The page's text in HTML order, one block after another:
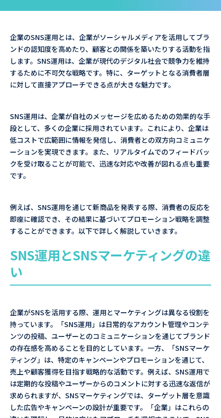
企業のSNS運用とは、企業がソーシャルメディアを活用してブラ
ンドの認知度を高めたり、顧客との関係を築いたりする活動を指
します。SNS運用は、企業が現代のデジタル社会で競争力を維持
するために不可欠な戦略です。特に、ターゲットとなる消費者層
に対して直接アプローチできる点が大きな魅力です。
SNS運用は、企業が自社のメッセージを広めるための効果的な手
段として、多くの企業に採用されています。これにより、企業は
低コストで広範囲に情報を発信し、消費者との双方向コミュニケ
ーションを実現できます。また、リアルタイムでのフィードバッ
クを受け取ることが可能で、迅速な対応や改善が図れる点も重要
です。
例えば、SNS運用を通じて新商品を発表する際、消費者の反応を
即座に確認でき、その結果に基づいてプロモーション戦略を調整
することができます。以下で詳しく解説していきます。
SNS運用とSNSマーケティングの違
い
企業がSNSを活用する際、運用とマーケティングは異なる役割を
持っています。「SNS運用」は日常的なアカウント管理やコンテ
ンツの投稿、ユーザーとのコミュニケーションを通じてブランド
の存在感を高めることを目的としています。一方、「SNSマーケ
ティング」は、特定のキャンペーンやプロモーションを通じて、
売上や顧客獲得を目指す戦略的な活動です。例えば、SNS運用で
は定期的な投稿やユーザーからのコメントに対する迅速な返信が
求められますが、SNSマーケティングでは、ターゲット層を意識
した広告やキャンペーンの設計が重要です。「企業」はこれらの